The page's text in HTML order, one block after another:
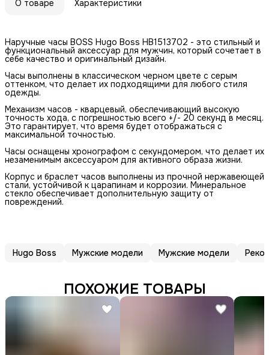
О товаре Характеристики
Наручные часы BOSS Hugo Boss HB1513702 - это стильный и
функциональный аксессуар для мужчин, который сочетает в
себе качество и оригинальный дизайн.
Часы выполнены в классическом черном цвете с серым
оттенком, что делает их подходящими для любого стиля
одежды.
Механизм часов - кварцевый, обеспечивающий высокую
точность хода, с погрешностью всего +/- 20 секунд в месяц.
Это гарантирует, что время будет отображаться с
максимальной точностью.
Часы оснащены хронографом с секундомером, что делает их
незаменимым аксессуаром для активного образа жизни.
Корпус и браслет часов выполнены из прочной нержавеющей
стали, устойчивой к царапинам и коррозии. Минеральное
стекло обеспечивает дополнительную защиту от
повреждений.
Hugo Boss Мужские модели Мужские модели
ПОХОЖИЕ ТОВАРЫ